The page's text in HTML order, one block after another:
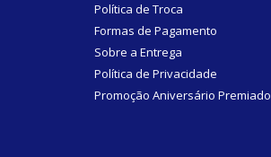
Política de Troca
Formas de Pagamento
Sobre a Entrega
Política de Privacidade
Promoção Aniversário Premiado